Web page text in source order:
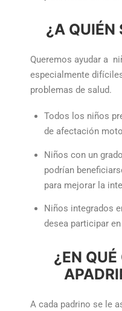
¿A QUIÉN
Queremos ayudar a
especialmente
problemas de salud.
Todos los niños
de afectación
Niños con un
podrían
para mejorar la
Niños integrados
desea participar
¿EN
A cada padrino se le